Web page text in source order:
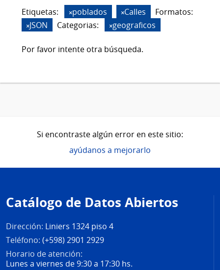
Etiquetas: poblados Calles
Formatos:
JSON
Categorias: geograficos
Por favor intente otra búsqueda.
Si encontraste algún error en este sitio:
ayúdanos a mejorarlo
de
página
Catálogo de Datos Abiertos
Dirección: Liniers 1324 piso 4
Teléfono: (+598) 2901 2929
Horario de atención:
Lunes a viernes de 9:30 a 17:30 hs.